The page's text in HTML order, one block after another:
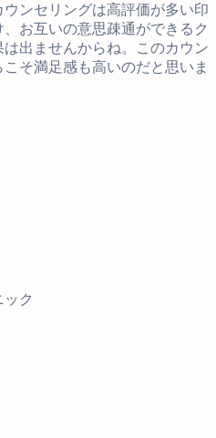
ンセリングは高評価が多い印
お互いの意思疎通ができるク
出ませんからね。このカウン
そ満足感も高いのだと思いま
共
ク